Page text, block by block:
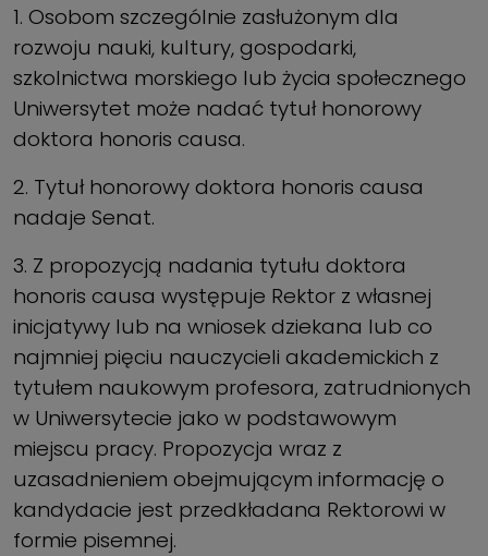
1. Osobom szczególnie zasłużonym dla
rozwoju nauki, kultury, gospodarki,
szkolnictwa morskiego lub życia społecznego
Uniwersytet może nadać tytuł honorowy
doktora honoris causa.
2. Tytuł honorowy doktora honoris causa
nadaje Senat.
3. Z propozycją nadania tytułu doktora
honoris causa występuje Rektor z własnej
inicjatywy lub na wniosek dziekana lub co
najmniej pięciu nauczycieli akademickich z
tytułem naukowym profesora, zatrudnionych
w Uniwersytecie jako w podstawowym
miejscu pracy. Propozycja wraz z
uzasadnieniem obejmującym informację o
kandydacie jest przedkładana Rektorowi w
formie pisemnej.